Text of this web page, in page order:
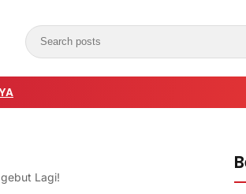
Lagi!